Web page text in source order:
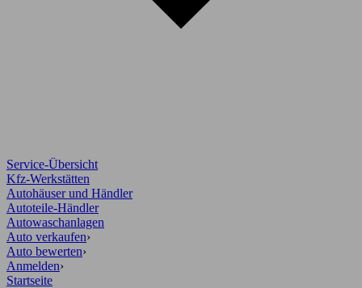
Service-Übersicht
Kfz-Werkstätten
Autohäuser und Händler
Autoteile-Händler
Autowaschanlagen
Auto verkaufen›
Auto bewerten›
Anmelden›
Startseite